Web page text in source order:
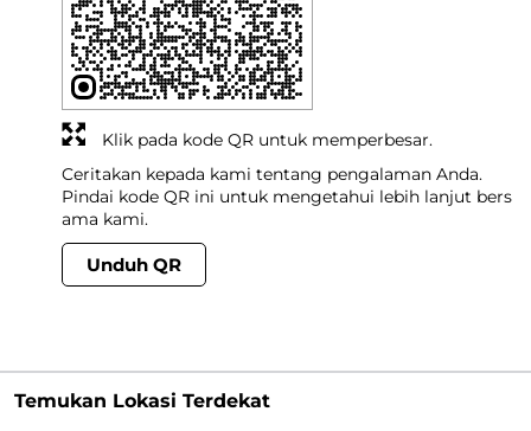
Ceritakan kepada kami tentang pengalaman Anda.
Pindai kode QR ini untuk mengetahui lebih lanjut bers
ama kami.
Unduh QR
Klik pada kode QR untuk memperbesar.
Temukan Lokasi Terdekat